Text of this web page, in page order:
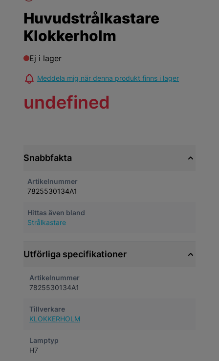
Huvudstrålkastare
Klokkerholm
Ej i lager
Meddela mig när denna produkt finns i lager
undefined
Snabbfakta
Artikelnummer
7825530134A1
Hittas även bland
Strålkastare
Utförliga specifikationer
Artikelnummer
7825530134A1
Tillverkare
KLOKKERHOLM
Lamptyp
H7